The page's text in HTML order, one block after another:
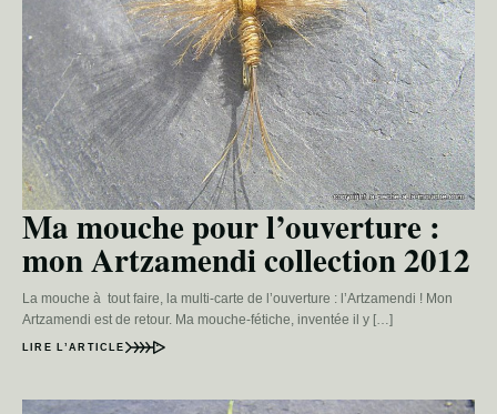
Ma mouche pour l’ouverture :
mon Artzamendi collection 2012
La mouche à tout faire, la multi-carte de l’ouverture : l’Artzamendi ! Mon
Artzamendi est de retour. Ma mouche-fétiche, inventée il y […]
LIRE L’ARTICLE